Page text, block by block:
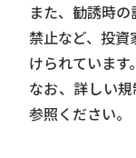
また、勧誘時
禁止など、投
けられています。
なお、詳しい
参照ください。